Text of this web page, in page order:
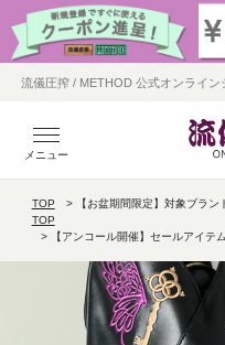
流儀圧搾 / METHOD 公式オンライン
メニュー
TOP
【お盆期間限定】対象ブラ
TOP
【アンコール開催】セールアイ